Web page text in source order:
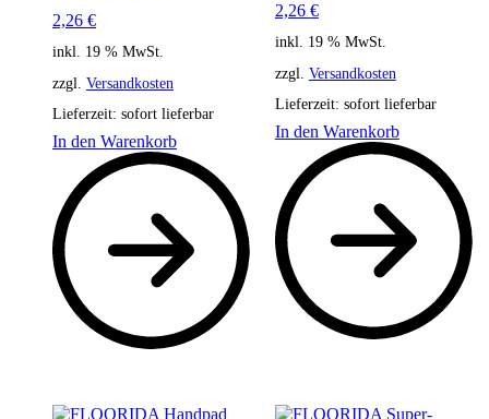
2,26 €
inkl. 19 % MwSt.
zzgl. Versandkosten
Lieferzeit: sofort lieferbar
In den Warenkorb
2,26 €
inkl. 19 % MwSt.
zzgl. Versandkosten
Lieferzeit: sofort lieferbar
In den Warenkorb